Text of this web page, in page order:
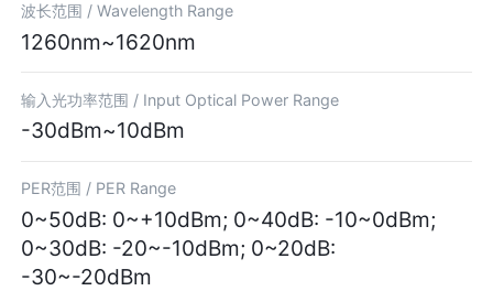
波长范围 /Wavelength Range
1260nm~1620nm
输入光功率范围 / Input Optical Power Range
-30dBm~10dBm
PER范围 / PER Range
0~50dB: 0~+10dBm; 0~40dB: -10~0dBm;
0~30dB: -20~-10dBm; 0~20dB:
-30~-20dBm